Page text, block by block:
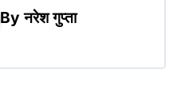
Byनरेश गुप्ता